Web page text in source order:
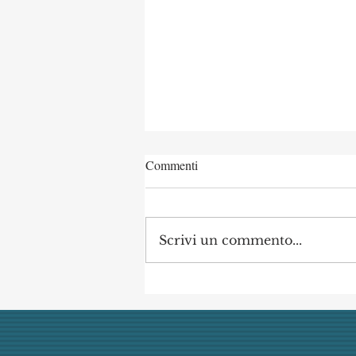
Classica a Uni Vanvitelli
Commenti
Scrivi un commento...